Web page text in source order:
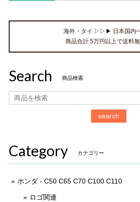
海外・タイ ▷▷▶ 日本国内
商品合計 5万円以上で送料無
Search 商品検索
search
Category カテゴリー
ホンダ - C50 C65 C70 C100 C110
ロゴ関連